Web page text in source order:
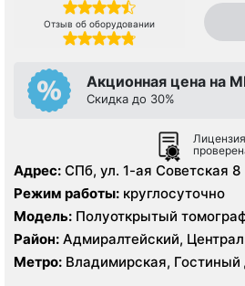
Отзыв об оборудовании
Акционная цена на
Скидка до 30%
Лицензия
Адрес: СПб, ул. 1-ая Советская 8
Режим работы: круглосуточно
Модель: Полуоткрытый
Titan 1.5 Тесла, КТ Toshiba
Район: Адмиралтейский,
Метро: Владимирская, Гостиный